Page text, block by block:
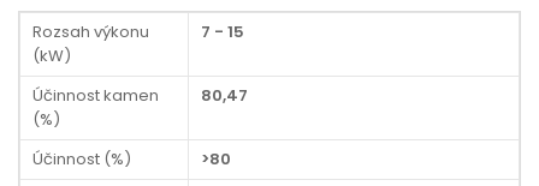
Rozsah výkonu
(kW)
7 - 15
Účinnost kamen
(%)
80,47
Účinnost (%)
>80